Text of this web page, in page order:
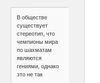
В обществе
существует
стереотип, что
чемпионы мира
по шахматам
являются
гениями, однако
это не так